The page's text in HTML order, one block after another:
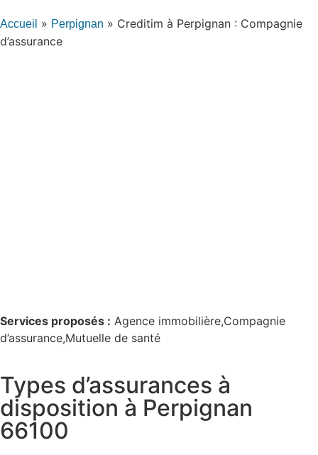
Accueil » Perpignan » Creditim à Perpignan : Compagnie
d’assurance
Services proposés : Agence immobilière,Compagnie
d’assurance,Mutuelle de santé
Types d’assurances à
disposition à Perpignan
66100